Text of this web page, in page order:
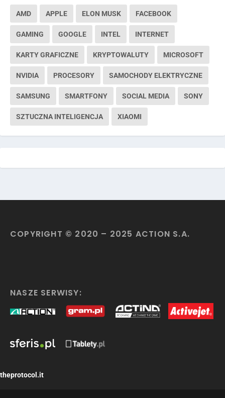
AMD APPLE ELON MUSK FACEBOOK
GAMING GOOGLE INTEL INTERNET
KARTY GRAFICZNE KRYPTOWALUTY MICROSOFT
NVIDIA PROCESORY SAMOCHODY ELEKTRYCZNE
SAMSUNG SMARTFONY SOCIAL MEDIA SONY
SZTUCZNA INTELIGENCJA XIAOMI
COPYRIGHT © 2020 – 2025 ACTION S.A.
NASZE SERWISY:
theprotocol.it